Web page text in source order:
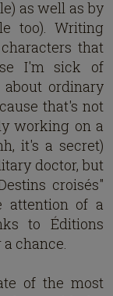
as well as by
too). Writing
that
I'm sick of
ordinary
that's not
working on a
it's a secret)
doctor, but
croisés"
attention of a
to Éditions
chance.
of the most